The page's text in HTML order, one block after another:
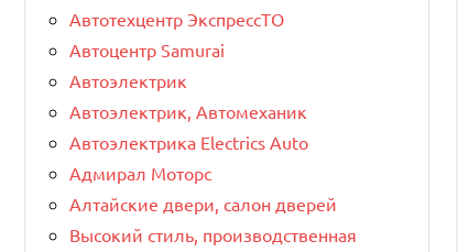
Автотехцентр ЭкспрессТО
Автоцентр Samurai
Автоэлектрик
Автоэлектрик, Автомеханик
Автоэлектрика Electrics Auto
Адмирал Моторс
Алтайские двери, салон дверей
Высокий стиль, производственная